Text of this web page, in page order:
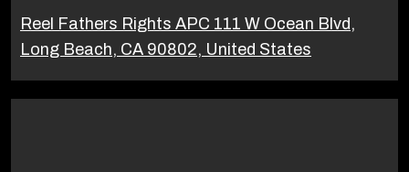
Reel Fathers Rights APC 111 W Ocean Blvd,
Long Beach, CA 90802, United States